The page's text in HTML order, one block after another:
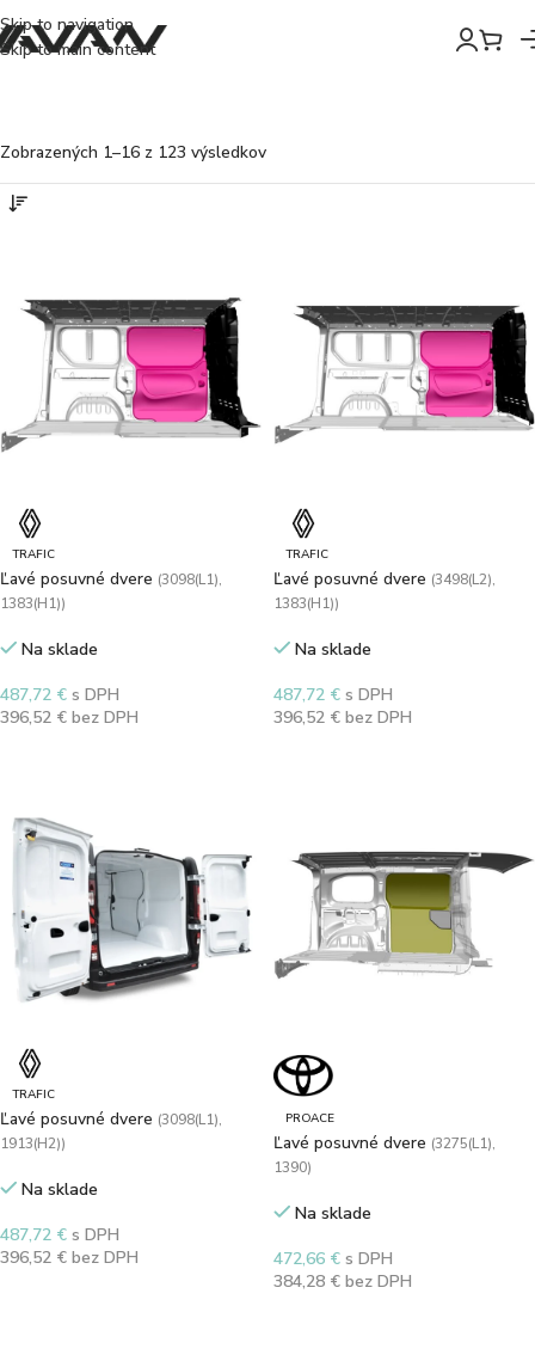
Skip to navigation
Skip to main content
Zobrazených 1–16 z 123 výsledkov
TRAFIC
Ľavé posuvné dvere (3098(L1),
1383(H1))
Na sklade
487,72 € s DPH
396,52 € bez DPH
TRAFIC
Ľavé posuvné dvere (3498(L2),
1383(H1))
Na sklade
487,72 € s DPH
396,52 € bez DPH
TRAFIC
Ľavé posuvné dvere (3098(L1),
1913(H2))
Na sklade
487,72 € s DPH
396,52 € bez DPH
PROACE
Ľavé posuvné dvere (3275(L1),
1390)
Na sklade
472,66 € s DPH
384,28 € bez DPH